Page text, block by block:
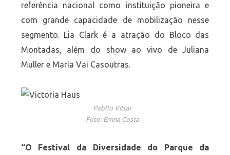
referência nacional como instituição pioneira e
com grande capacidade de mobilização nesse
segmento. Lia Clark é a atração do Bloco das
Montadas, além do show ao vivo de Juliana
Muller e Maria Vai Casoutras.
Pabllo Vittar
Foto: Ernna Costa
“O Festival da Diversidade do Parque da